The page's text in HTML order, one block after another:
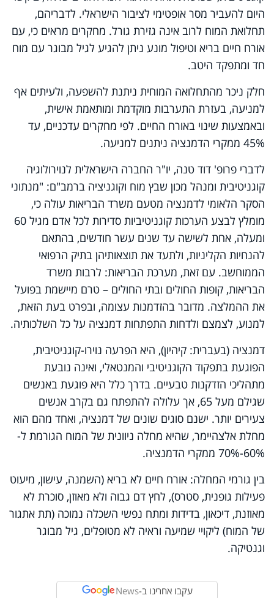
היום להעביר מסר אופטימי לציבור הישראלי. לדבריהם,
תחלואת המוח לרוב אינה גזירת גורל. מחקרים מראים כי, עם
אורח חיים בריא וטיפול מונע ניתן להגיע לגיל מבוגר עם מוח
חד ומתפקד היטב.
חלק ניכר מהתחלואה המוחית ניתנת להשפעה, ולעיתים אף
למניעה, בעזרת התערבות מוקדמת ומותאמת אישית,
ובאמצעות שינוי באורח החיים. לפי מחקרים עדכניים, עד
45% ממקרי הדמנציה ניתנים למניעה.
לדברי פרופ' דוד טנה, יו"ר החברה הישראלית לנוירולוגיה
קוגניטיבית ומנהל מכון שבץ מוח וקוגניציה ברמב"ם: "מנתוני
הסקר הלאומי לדמנציה מטעם משרד הבריאות עולה כי,
מומלץ לבצע הערכות קוגניטיביות סדירות לכל אדם מגיל 60
ומעלה, אחת לשישה עד שנים עשר חודשים, בהתאם
להנחיות הקליניות, ולתעד את תוצאותיהן בתיק הרפואי
הממוחשב. עם זאת, מערכת הבריאות: לרבות משרד
הבריאות, קופות החולים ובתי החולים – טרם מיישמת בפועל
את ההמלצה. מדובר בהזדמנות עצומה, ובפרט בעת הזאת,
למנוע, לצמצם ולדחות התפתחות דמנציה על כל השלכותיה.
דמנציה (בעברית: קיהיון), היא הפרעה נוירו-קוגניטיבית,
הפוגעת בתפקוד הקוגניטיבי והמנטאלי, ואינה נובעת
מתהליכי הזדקנות טבעיים. בדרך כלל היא פוגעת באנשים
שגילם מעל 65, אך עלולה להתפתח גם בקרב אנשים
צעירים יותר. ישנם סוגים שונים של דמנציה, ואחד מהם הוא
מחלת אלצהיימר, שהיא מחלה ניוונית של המוח הגורמת ל-
60%-70% ממקרי הדמנציה.
בין גורמי המחלה: אורח חיים לא בריא (השמנה, עישון, מיעוט
פעילות גופנית, סטרס), לחץ דם גבוה ולא מאוזן, סוכרת לא
מאוזנת, דיכאון, בדידות ומתח נפשי השכלה נמוכה (תת אתגור
של המוח) ליקויי שמיעה וראיה לא מטופלים, גיל מבוגר
וגנטיקה.
עקבו אחרינו ב-News